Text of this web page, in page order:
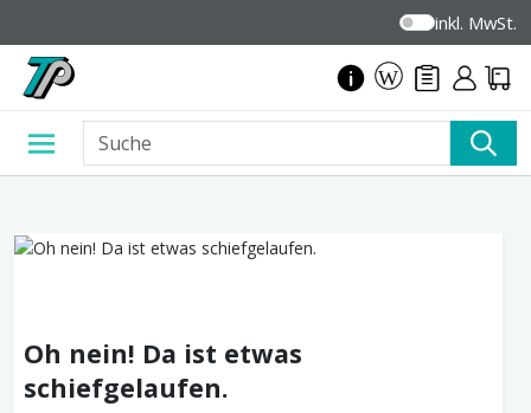
inkl. MwSt.
Oh nein! Da ist etwas
schiefgelaufen.